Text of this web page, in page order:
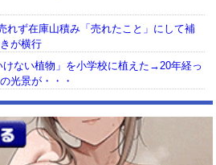
れず在庫山積み「売れたこと」にして補
が横行
けない植物」を小学校に植えた→20年経っ
光景が・・・
どもたちが続々乱入 → スタッフが注意し